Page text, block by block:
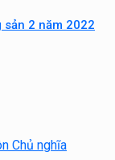
2 năm 2022